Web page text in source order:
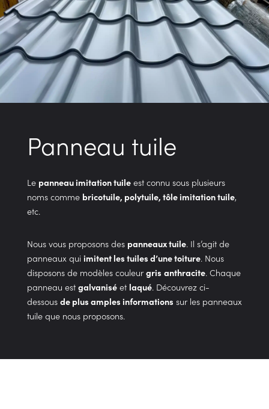
Panneau tuile
Le panneau imitation tuileest connu sous plusieurs
noms comme bricotuile, polytuile, tôle imitation tuile,
etc.
Nous vous proposons des panneaux tuile. Il s’agit de
panneaux qui imitent les tuiles d’une toiture. Nous
disposons de modèles couleurgris anthracite. Chaque
panneau est galvaniséet laqué. Découvrez ci-
dessous de plus amples informations sur les panneaux
tuile que nous proposons.